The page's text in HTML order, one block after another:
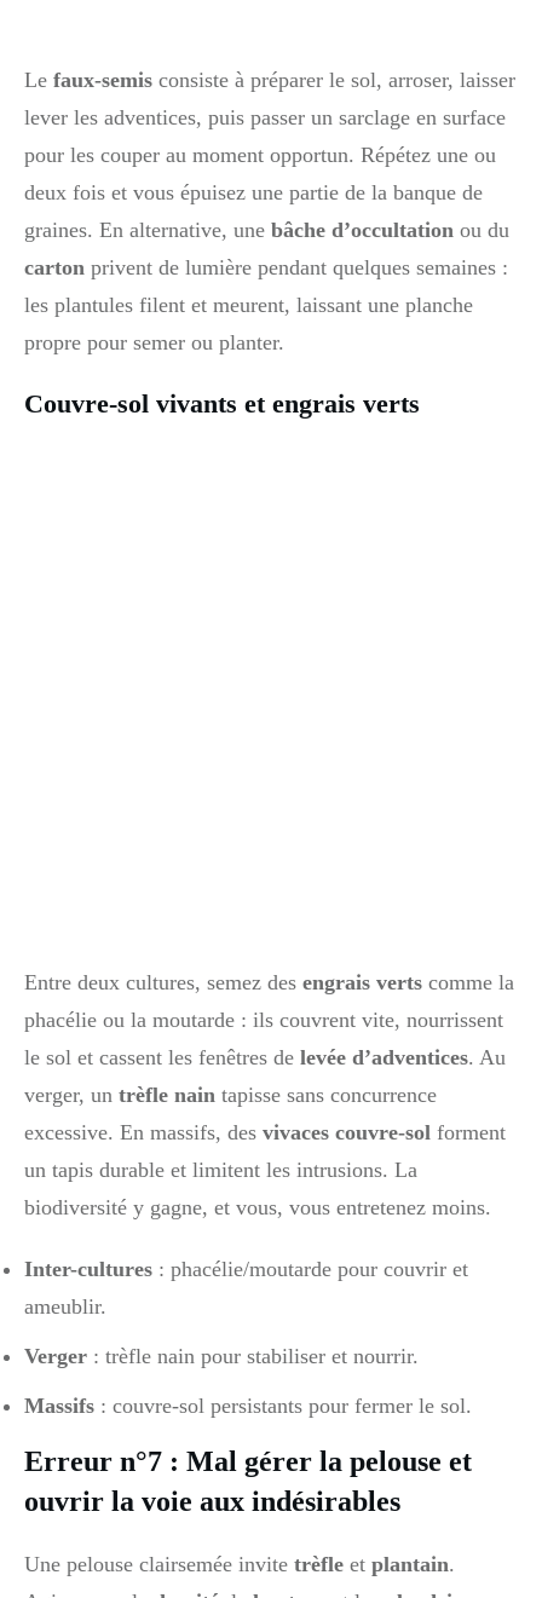
Le faux-semis consiste à préparer le sol, arroser, laisser
lever les adventices, puis passer un sarclage en surface
pour les couper au moment opportun. Répétez une ou
deux fois et vous épuisez une partie de la banque de
graines. En alternative, une bâche d’occultation ou du
carton privent de lumière pendant quelques semaines :
les plantules filent et meurent, laissant une planche
propre pour semer ou planter.
Couvre-sol vivants et engrais verts
Entre deux cultures, semez des engrais verts comme la
phacélie ou la moutarde : ils couvrent vite, nourrissent
le sol et cassent les fenêtres de levée d’adventices. Au
verger, un trèfle nain tapisse sans concurrence
excessive. En massifs, des vivaces couvre-sol forment
un tapis durable et limitent les intrusions. La
biodiversité y gagne, et vous, vous entretenez moins.
Inter-cultures : phacélie/moutarde pour couvrir et
ameublir.
Verger : trèfle nain pour stabiliser et nourrir.
Massifs : couvre-sol persistants pour fermer le sol.
Erreur n°7 : Mal gérer la pelouse et
ouvrir la voie aux indésirables
Une pelouse clairsemée invite trèfle et plantain.